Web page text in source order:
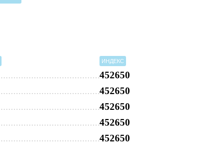
ИНДЕКС
452650
452650
452650
452650
452650